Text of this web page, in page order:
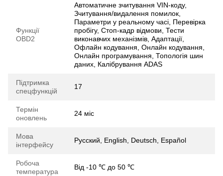
Функції
OBD2
Автоматичне зчитування VIN-коду,
Зчитування/видалення помилок,
Параметри у реальному часі, Перевірка
пробігу, Стоп-кадр відмови, Тести
виконавчих механізмів, Адаптації,
Офлайн кодування, Онлайн кодування,
Онлайн програмування, Топологія шин
даних, Калібрування ADAS
Підтримка
спецфункцій
17
Термін
оновлень
24 міс
Мова
інтерфейсу
Русский, English, Deutsch, Español
Робоча
температура
Від -10 ℃ до 50 ℃